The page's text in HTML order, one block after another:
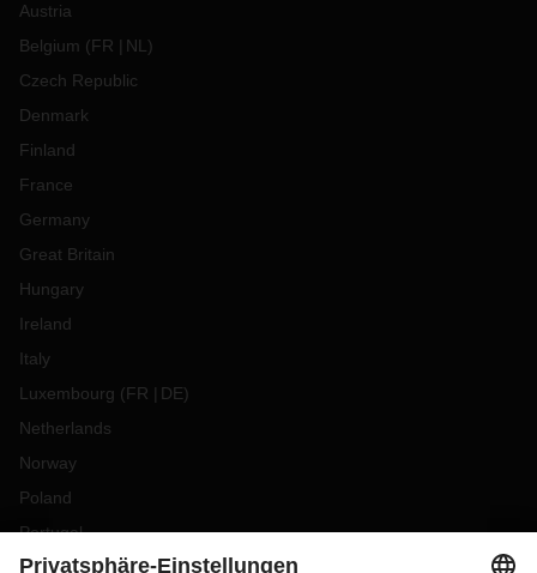
Austria
Belgium (FR NL )
Czech Republic
Denmark
Finland
France
Germany
Great Britain
Hungary
Ireland
Italy
Luxembourg (FR DE)
Netherlands
Norway
Poland
Portugal
Romania